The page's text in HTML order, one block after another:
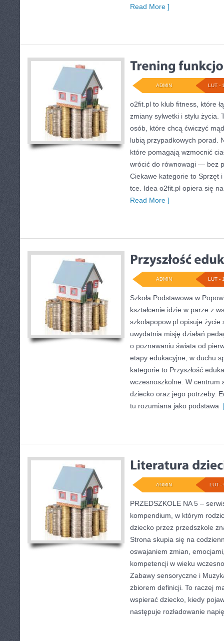
Read More ]
LUT -
ADMIN
o2fit.pl to klub fitness, które
zmiany sylwetki i stylu życia.
osób, które chcą ćwiczyć
lubią przypadkowych porad.
które pomagają wzmocnić
wrócić do równowagi — bez
Ciekawe kategorie to Sprzęt
tce. Idea o2fit.pl opiera się
Read More ]
LUT -
ADMIN
Szkoła Podstawowa w
kształcenie idzie w parze z
szkolapopow.pl opisuje życie
uwydatnia misję działań
o poznawaniu świata od
etapy edukacyjne, w duchu
kategorie to Przyszłość
wczesnoszkolne. W centrum
dziecko oraz jego potrzeby.
tu rozumiana jako podstawa
LUT -
ADMIN
PRZEDSZKOLE NA 5 –
kompendium, w którym
dziecko przez przedszkole
Strona skupia się na
oswajaniem zmian,
kompetencji w wieku
Zabawy sensoryczne i
zbiorem definicji. To raczej
wspierać dziecko, kiedy
następuje rozładowanie